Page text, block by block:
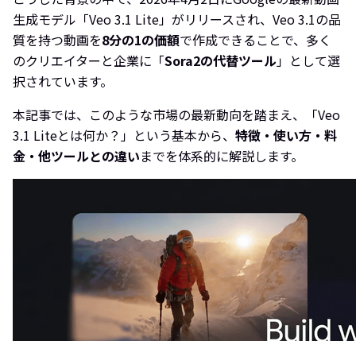
生成モデル「Veo 3.1 Lite」がリリースされ、Veo 3.1の品
質を持つ動画を8分の1の価額で作成できることで、多く
のクリエイターと企業に「Sora2の代替ツール」として選
択されています。
本記事では、このような市場の最新動向を踏まえ、「Veo
3.1 Liteとは何か？」という基本から、 特徴・使い方・料
金・他ツールとの違いまでを体系的に解説します。